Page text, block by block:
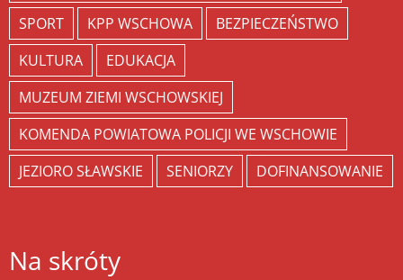
SPORT
KPP WSCHOWA
BEZPIECZEŃSTWO
KULTURA
EDUKACJA
MUZEUM ZIEMI WSCHOWSKIEJ
KOMENDA POWIATOWA POLICJI WE WSCHOWIE
JEZIORO SŁAWSKIE
SENIORZY DOFINANSOWANIE
Na skróty